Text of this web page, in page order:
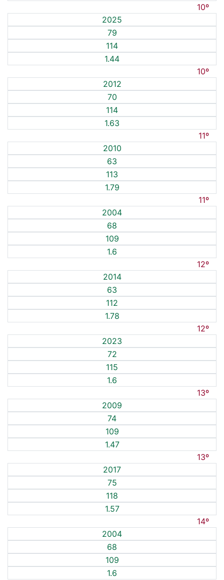
10º
2025
79
114
1.44
10º
2012
70
114
1.63
11º
2010
63
113
1.79
11º
2004
68
109
1.6
12º
2014
63
112
1.78
12º
2023
72
115
1.6
13º
2009
74
109
1.47
13º
2017
75
118
1.57
14º
2004
68
109
1.6